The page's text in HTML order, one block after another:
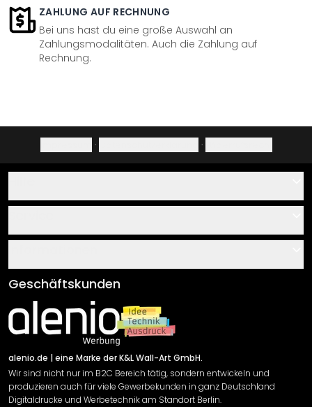
ZAHLUNG AUF RECHNUNG
Bei uns hast du eine große Auswahl an
Zahlungsmodalitäten. Auch die Zahlung auf
Rechnung.
· ·
Über uns
Klebe- und Montageanleitungen
Newsletter An-/Abmeldung
Sendungsverfolgung
AGB
Impressum
Versand & Zahlung
Rücksendung
Widerrufsrecht
Datenschutzerklärung
Geschäftskunden
alenio.de | eine Marke der K&L Wall-Art GmbH.
Wir sind nicht nur im B2C Bereich tätig, sondern entwickeln und
produzieren auch für viele Gewerbekunden in ganz Deutschland
Digitaldrucke und Werbetechnik am Standort Berlin.